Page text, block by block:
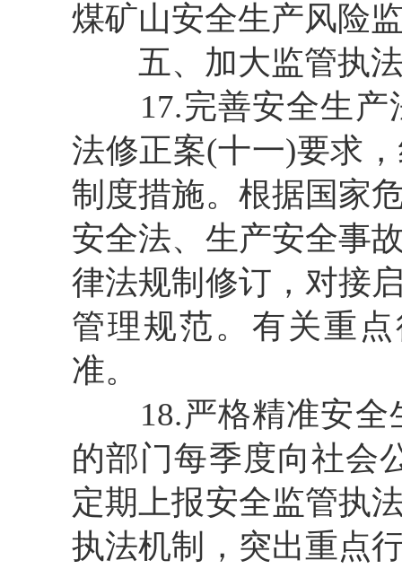
煤矿山安全生产风险
五、加大监管执
17.完善安全生
法修正案(十一)要求
制度措施。根据国家
安全法、生产安全事
律法规制修订，对接
管理规范。有关重
准。
18.严格精准安
的部门每季度向社会
定期上报安全监管执
执法机制，突出重点